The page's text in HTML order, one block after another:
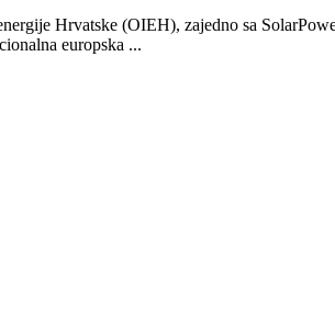
Hrvatske (OIEH), zajedno sa
europska ...